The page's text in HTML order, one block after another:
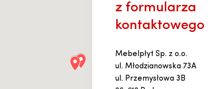
z formularza
kontaktowego
Mebelpłyt Sp. z o.o.
ul. Młodzianowska 73A
ul. Przemysłowa 3B